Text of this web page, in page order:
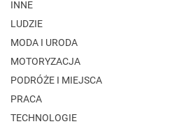
INNE
LUDZIE
MODA I URODA
MOTORYZACJA
PODRÓŻE I MIEJSCA
PRACA
TECHNOLOGIE